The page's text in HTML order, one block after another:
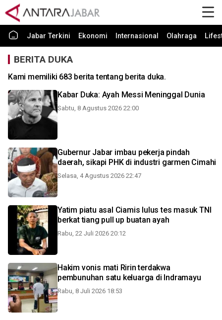
Jabar Terkini Ekonomi Internasional Olahraga
BERITA DUKA
Kami memiliki 683 berita tentang berita duka.
Kabar Duka: Ayah Messi Meninggal Dunia
Sabtu, 8 Agustus 2026 22:00
Gubernur Jabar imbau pekerja pindah
daerah, sikapi PHK di industri garmen Cimahi
Selasa, 4 Agustus 2026 22:47
Yatim piatu asal Ciamis lulus tes masuk TNI
berkat tiang pull up buatan ayah
Rabu, 22 Juli 2026 20:12
Hakim vonis mati Ririn terdakwa
pembunuhan satu keluarga di Indramayu
Rabu, 8 Juli 2026 18:53